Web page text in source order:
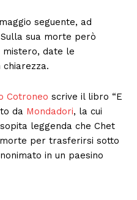
seguente, ad
sua morte però
date le
Cotroneo scrive il libro “E
da Mondadori, la cui
leggenda che Chet
per trasferirsi sotto
in un paesino